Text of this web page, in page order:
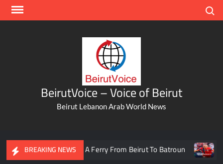
Skip
BeirutVoice – Voice of Beirut
Beirut Lebanon Arab World News
BREAKING NEWS
A Ferry From Beirut To Batroun Meet The Lebanese